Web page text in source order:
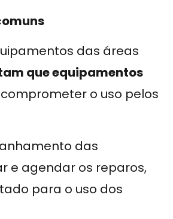
das áreas
que equipamentos
o uso pelos
das
e agendar os reparos,
para o uso dos